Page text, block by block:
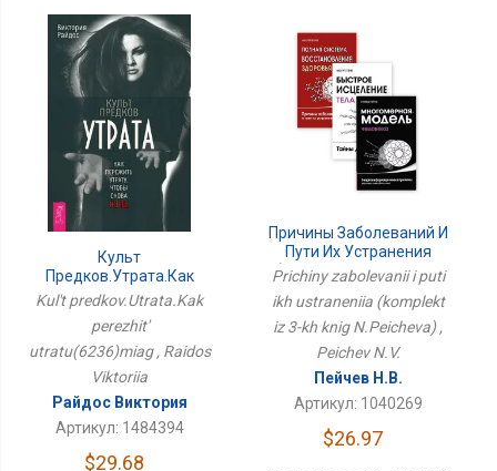
Культ
Предков.Утрата.Как
Пережить
Утрату(6236)мяг
Kul't predkov.Utrata.Kak
perezhit'
utratu(6236)miag , Raidos
Viktoriia
Райдос Виктория
Артикул: 1484394
$29.68
Причины Заболеваний И
Пути Их Устранения
(комплект Из 3-Х Книг
Н.Пейчева)
Prichiny zabolevanii i puti
ikh ustraneniia (komplekt
iz 3-kh knig N.Peicheva) ,
Peichev N.V.
Пейчев Н.В.
Артикул: 1040269
$26.97